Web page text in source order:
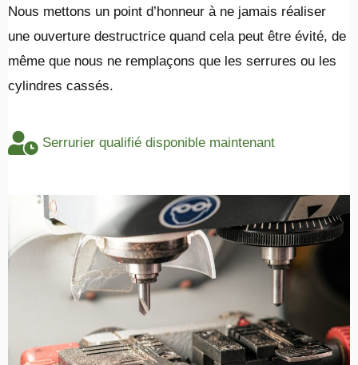
​Nous mettons un point d’honneur à ne jamais réaliser
une ouverture destructrice quand cela peut être évité, de
même que nous ne remplaçons que les serrures ou les
cylindres cassés.
Serrurier qualifié disponible maintenant